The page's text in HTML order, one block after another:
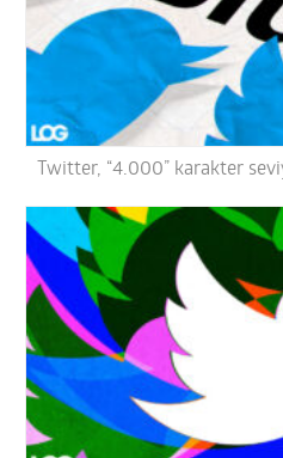
Twitter, “4.000” karakter